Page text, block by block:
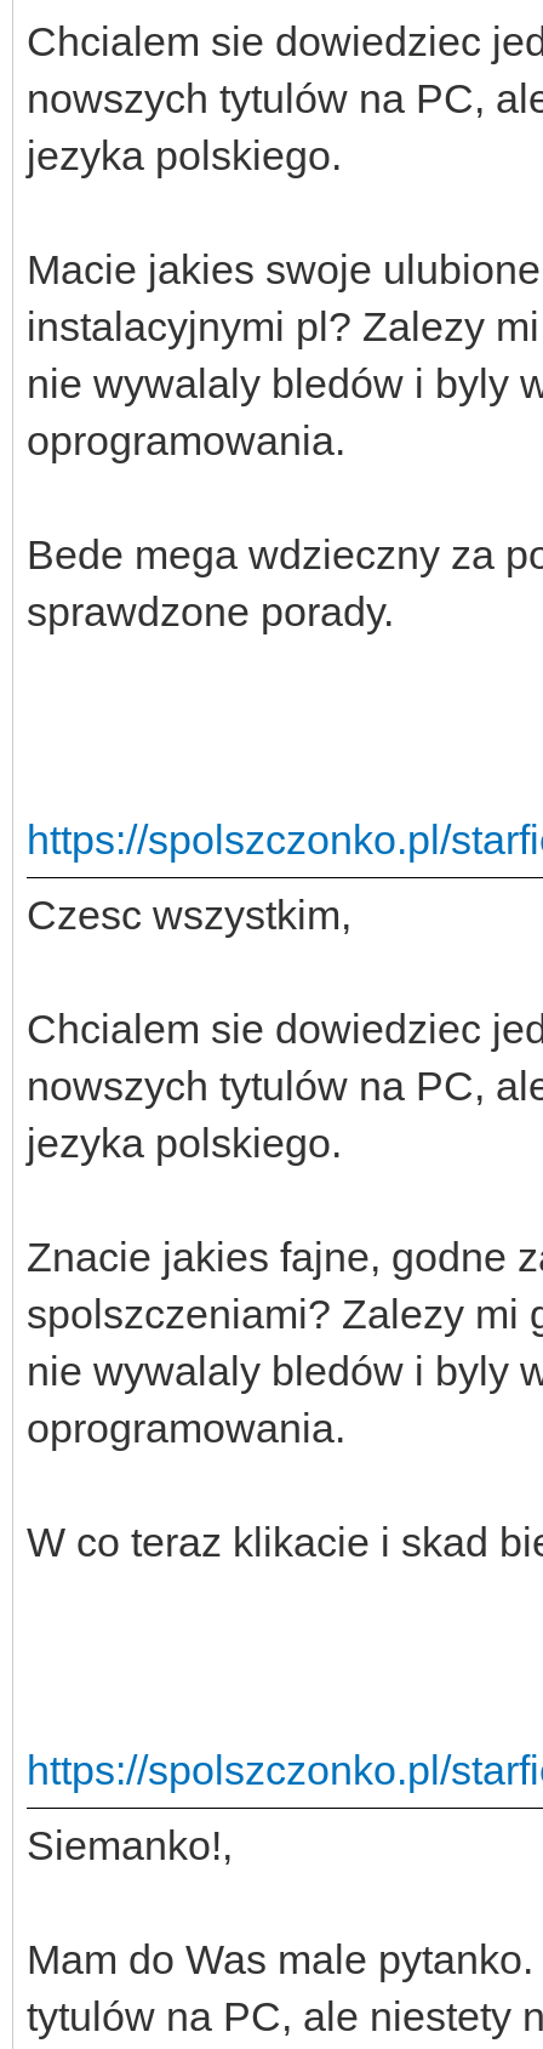
Chcialem sie dowiedziec
nowszych tytulów na PC,
jezyka polskiego.
Macie jakies swoje
instalacyjnymi pl? Zalezy
nie wywalaly bledów i byly
oprogramowania.
Bede mega wdzieczny za
sprawdzone porady.
https://spolszczonko.pl/
Czesc wszystkim,
Chcialem sie dowiedziec
nowszych tytulów na PC,
jezyka polskiego.
Znacie jakies fajne, godne
spolszczeniami? Zalezy mi
nie wywalaly bledów i byly
oprogramowania.
W co teraz klikacie i skad
https://spolszczonko.pl/
Siemanko!,
Mam do Was male
tytulów na PC, ale niestety